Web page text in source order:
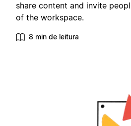
share content and invite
of the workspace.
8 min de leitura